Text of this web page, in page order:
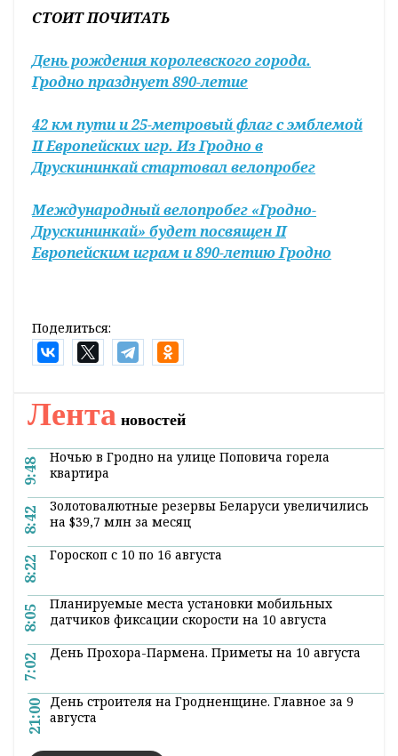
СТОИТ ПОЧИТАТЬ
День рождения королевского города.
Гродно празднует 890-летие
42 км пути и 25-метровый флаг с эмблемой
II Европейских игр. Из Гродно в
Друскининкай стартовал велопробег
Международный велопробег «Гродно-
Друскининкай» будет посвящен II
Европейским играм и 890-летию Гродно
Поделиться:
Главная Новости Экономика и АПК
«Росатом» подтвердил сроки ввода
в эксплуатацию первого блока
БелАЭС
15:03 15 сентября 2018
Они неизменны – это конец 2019 года.
сентября на встрече с премьер-министром
Беларуси заявил глава российской
госкорпорации. В Островце «Росатом» уже
установил ряд мировых рекордов: это
касается сроков, качества и
вовлеченности белорусских подрядчиков в
эту работу.